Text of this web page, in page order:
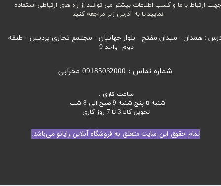
تمام حقوق این سایت متعلق به فروشگاه آنلاین رایانو می‌باشد.
جهت ارتباط با ما و کسب اطلاعات بیشتر می توانید از راه های ارتباطی استفاده
نمایید یا به آدرس زیر مراجعه کنید
: همدان - میدان مفتح - بلوار جهانیان - مجتمع تجاری پردیس - طبقه
دوم- واحد 9
ساعت کاری :
شنبه تا پنج شنبه 9 صبح الی 8 شب
تحویل کالا 3 تا 7 روز کاری
شماره تماس : 09185032000 محرابی